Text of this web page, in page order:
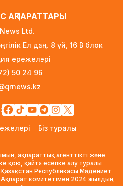
құрамасына жаңа бас
қызметкері жұмыс
автоматты түрде
әкелуге қойылатын
АҚПАРАТТАРЫ
Ltd.
Ел даң. 8 үй, 16 B блок
ережелері
50 24 96
Біз туралы
ақпараттық агенттікті және
қою, қайта есепке алу туралы
Республикасы Мәдениет
Ақпарат комитетімен 2024 жылдың